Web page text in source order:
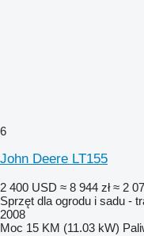
6
John Deere LT155
2 400 USD ≈ 8 944 zł ≈ 2
Sprzęt dla ogrodu i sadu -
2008
Moc 15 KM (11.03 kW)